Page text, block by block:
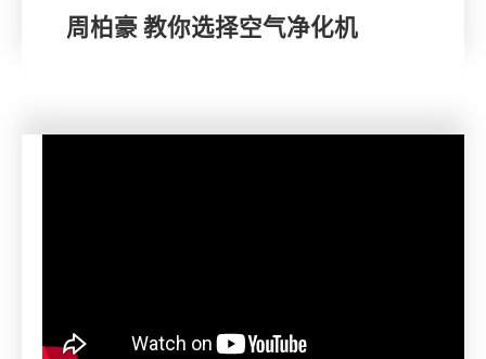
周柏豪 教你选择空气净化机